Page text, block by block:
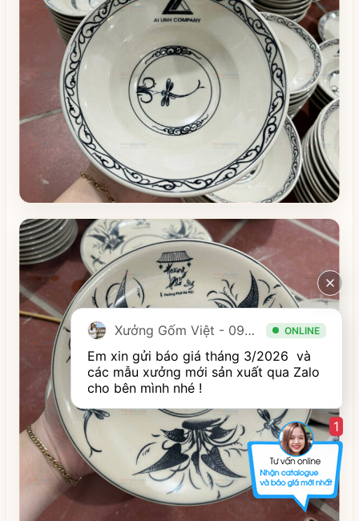
Xưởng Gốm Việt - 094.1900.823 ONLINE
Em xin gửi báo giá tháng 3/2026  và
các mẫu xưởng mới sản xuất qua Zalo
cho bên mình nhé !
1